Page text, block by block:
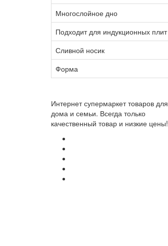
Многослойное дно
Подходит для индукционных плит
Сливной носик
Форма
Интернет супермаркет товаров для
дома и семьи. Всегда только
качественный товар и низкие цены!